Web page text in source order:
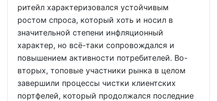
ритейл характеризовался устойчивым
ростом спроса, который хоть и носил в
значительной степени инфляционный
характер, но всё-таки сопровождался и
повышением активности потребителей. Во-
вторых, топовые участники рынка в целом
завершили процессы чистки клиентских
портфелей, который продолжался последние